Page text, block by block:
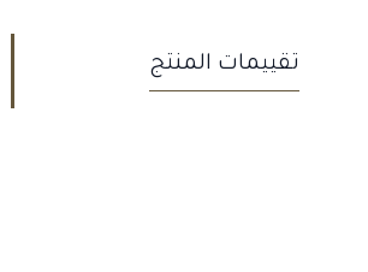
تقييمات المنتج